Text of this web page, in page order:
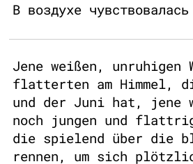
В воздухе
Jene weißen, unruhigen
flatterten am Himmel,
und der Juni hat, jene
noch jungen und
die spielend über die
rennen, um sich